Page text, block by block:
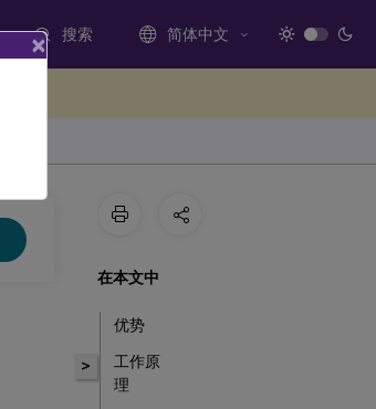
搜索 简体中文
>
在本文中
优势
工作原
理
×